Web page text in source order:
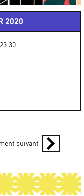
2020
23:30
suivant